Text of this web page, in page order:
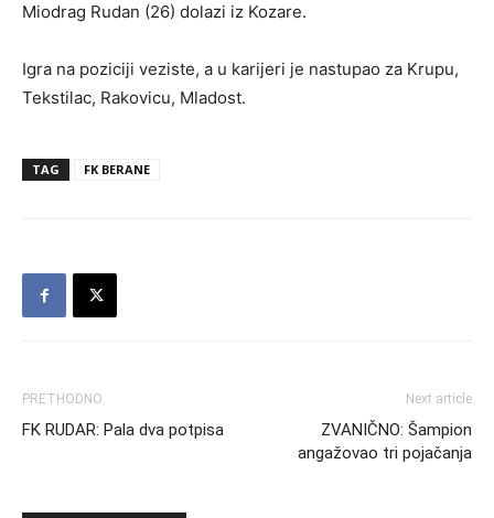
Miodrag Rudan (26) dolazi iz Kozare.
Igra na poziciji veziste, a u karijeri je nastupao za Krupu,
Tekstilac, Rakovicu, Mladost.
TAG FK BERANE
PRETHODNO
FK RUDAR: Pala dva potpisa
Next article
ZVANIČNO: Šampion
angažovao tri pojačanja